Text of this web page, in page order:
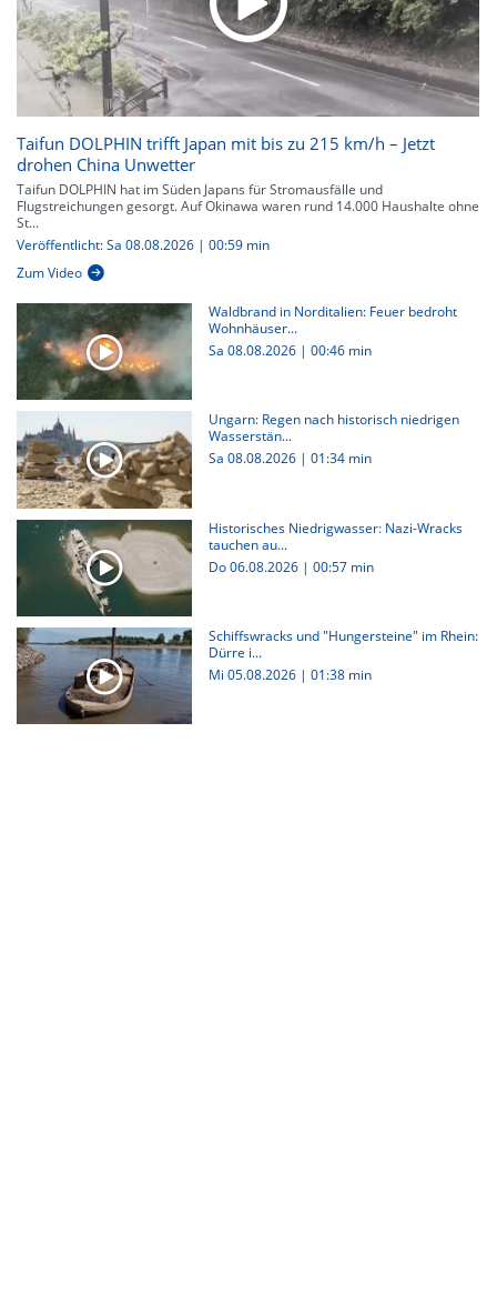
Taifun DOLPHIN trifft Japan mit bis zu 215 km/h – Jetzt
drohen China Unwetter
Taifun DOLPHIN hat im Süden Japans für Stromausfälle und
Flugstreichungen gesorgt. Auf Okinawa waren rund 14.000 Haushalte ohne
St...
Veröffentlicht: Sa 08.08.2026 | 00:59 min
Zum Video
Waldbrand in Norditalien: Feuer bedroht
Wohnhäuser...
Sa 08.08.2026 | 00:46 min
Ungarn: Regen nach historisch niedrigen
Wasserstän...
Sa 08.08.2026 | 01:34 min
Historisches Niedrigwasser: Nazi-Wracks
tauchen au...
Do 06.08.2026 | 00:57 min
Schiffswracks und "Hungersteine" im Rhein:
Dürre i...
Mi 05.08.2026 | 01:38 min